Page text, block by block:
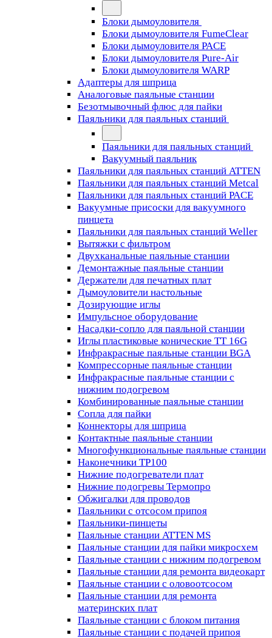
Блоки дымоуловителя
Блоки дымоуловителя FumeClear
Блоки дымоуловителя PACE
Блоки дымоуловителя Pure-Air
Блоки дымоуловителя WARP
Адаптеры для шприца
Аналоговые паяльные станции
Безотмывочный флюс для пайки
Паяльники для паяльных станций
Паяльники для паяльных станций
Вакуумный паяльник
Паяльники для паяльных станций ATTEN
Паяльники для паяльных станций Metcal
Паяльники для паяльных станций PACE
Вакуумные присоски для вакуумного
пинцета
Паяльники для паяльных станций Weller
Вытяжки с фильтром
Двухканальные паяльные станции
Демонтажные паяльные станции
Держатели для печатных плат
Дымоуловители настольные
Дозирующие иглы
Импульсное оборудование
Насадки-сопло для паяльной станции
Иглы пластиковые конические TT 16G
Инфракрасные паяльные станции BGA
Компрессорные паяльные станции
Инфракрасные паяльные станции с
нижним подогревом
Комбинированные паяльные станции
Сопла для пайки
Коннекторы для шприца
Контактные паяльные станции
Многофункциональные паяльные станции
Наконечники TP100
Нижние подогреватели плат
Нижние подогревы Термопро
Обжигалки для проводов
Паяльники с отсосом припоя
Паяльники-пинцеты
Паяльные станции ATTEN MS
Паяльные станции для пайки микросхем
Паяльные станции с нижним подогревом
Паяльные станции для ремонта видеокарт
Паяльные станции с оловоотсосом
Паяльные станции для ремонта
материнских плат
Паяльные станции с блоком питания
Паяльные станции с подачей припоя